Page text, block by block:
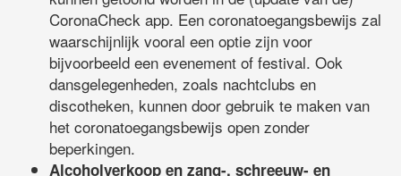
CoronaCheck app. Een coronatoegangsbewijs zal
waarschijnlijk vooral een optie zijn voor
bijvoorbeeld een evenement of festival. Ook
dansgelegenheden, zoals nachtclubs en
discotheken, kunnen door gebruik te maken van
het coronatoegangsbewijs open zonder
beperkingen.
Alcoholverkoop en zang-, schreeuw- en